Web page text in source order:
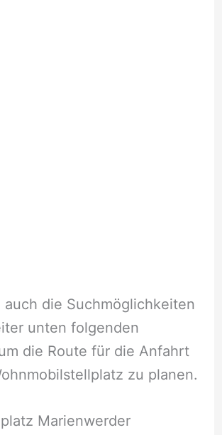
auch die Suchmöglichkeiten
unten folgenden
die Route für die Anfahrt
zu planen.
Marienwerder